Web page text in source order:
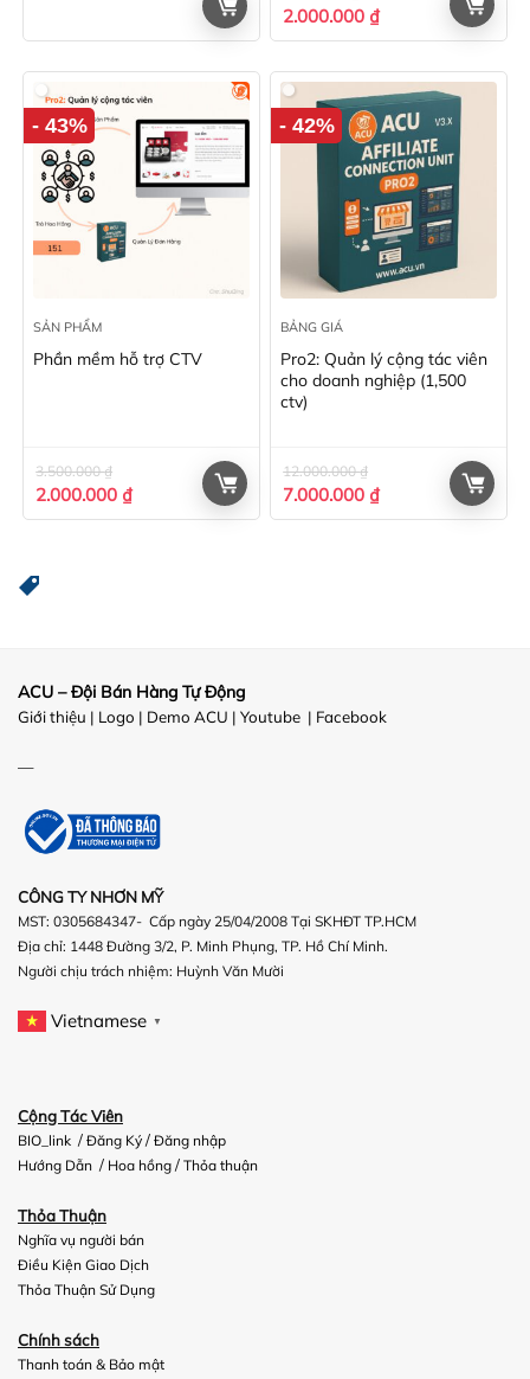
Giá
gốc
3.500.000 ₫.
2.000.000 ₫Giá
hiện
là:
2.000.000 ₫.
- 43%
SẢN PHẨM
Phần mềm hỗ trợ CTV
3.500.000₫
Giá
gốc
2.000.000 ₫Giá
hiện
- 42%
BẢNG GIÁ
Pro2: Quản lý cộng tác viên
cho doanh nghiệp (1,500
ctv)
12.000.000₫
Giá
gốc
7.000.000 ₫Giá
hiện
ACU – Đội Bán Hàng Tự Động
Giới thiệu | Logo | Demo ACU | Youtube | Facebook
—
CÔNG TY NHƠN MỸ
MST: 0305684347- Cấp ngày 25/04/2008 Tại SKHĐT TP.HCM
Địa chỉ: 1448 Đường 3/2, P. Minh Phụng, TP. Hồ Chí Minh.
Người chịu trách nhiệm: Huỳnh Văn Mười
Vietnamese ▼
Cộng Tác Viên
BIO_link / Đăng Ký / Đăng nhập
Hướng Dẫn / Hoa hồng / Thỏa thuận
Thỏa Thuận
Nghĩa vụ người bán
Điều Kiện Giao Dịch
Thỏa Thuận Sử Dụng
Chính sách
Thanh toán & Bảo mật